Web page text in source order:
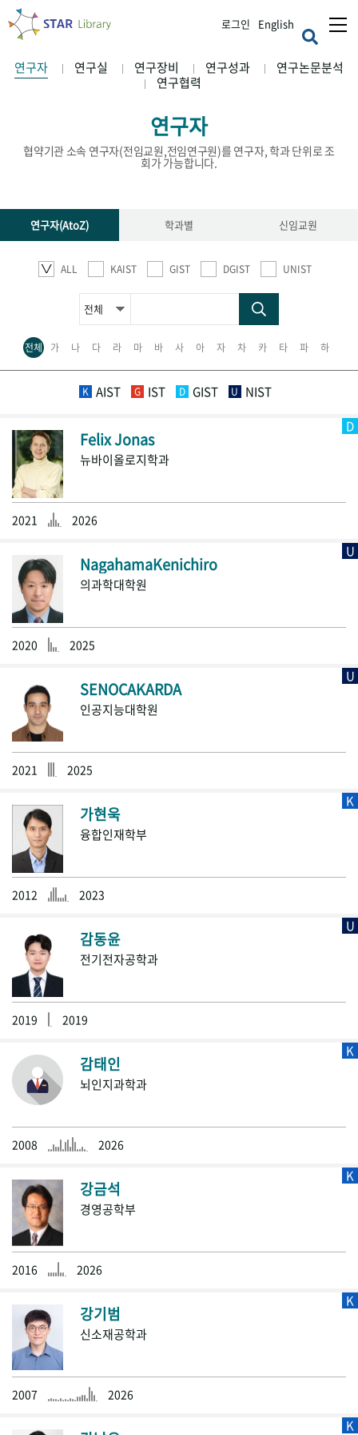
로그인 English
연구자 연구실 연구장비 연구성과
연구논문분석
연구협력
연구자
협약기관 소속 연구자(전임교원,전임연구원)를 연구자, 학과 단위로 조
회가 가능합니다.
연구자(AtoZ) 학과별 신임교원
ALL KAIST GIST DGIST UNIST
전체 가 나 다 라 마 바 사 아 자 차 카 타 파 하
K AIST G IST D GIST U NIST
Felix Jonas
뉴바이올로지학과
2021 2026
D
NagahamaKenichiro
의과학대학원
2020 2025
U
SENOCAKARDA
인공지능대학원
2021 2025
U
가현욱
융합인재학부
2012 2023
K
감동윤
전기전자공학과
2019 2019
U
감태인
뇌인지과학과
2008 2026
K
강금석
경영공학부
2016 2026
K
강기범
신소재공학과
2007 2026
K
K